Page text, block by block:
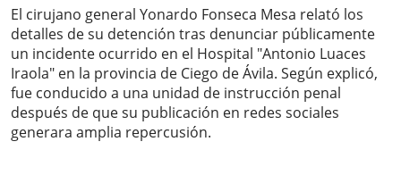
El cirujano general Yonardo Fonseca Mesa relató los
detalles de su detención tras denunciar públicamente
un incidente ocurrido en el Hospital "Antonio Luaces
Iraola" en la provincia de Ciego de Ávila. Según explicó,
fue conducido a una unidad de instrucción penal
después de que su publicación en redes sociales
generara amplia repercusión.